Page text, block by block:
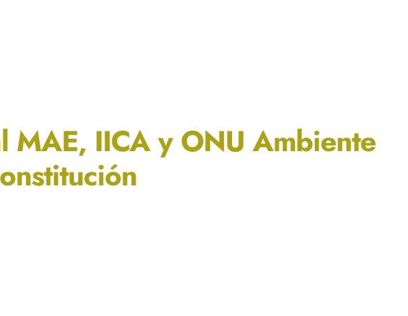
MAE, IICA y ONU Ambiente